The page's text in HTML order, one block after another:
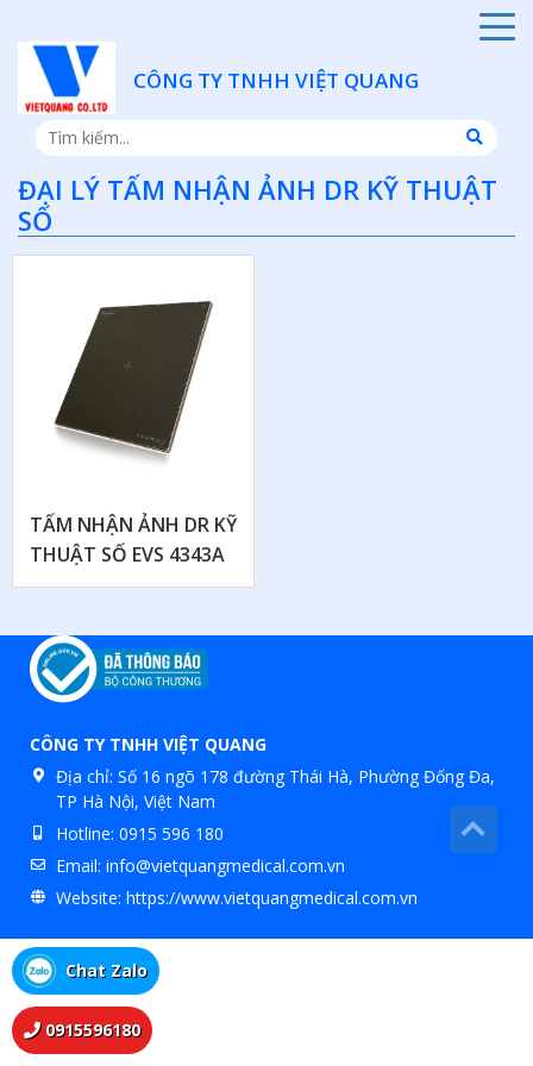
CÔNG TY TNHH VIỆT QUANG
ĐẠI LÝ TẤM NHẬN ẢNH DR KỸ THUẬT
SỐ
TẤM NHẬN ẢNH DR KỸ
THUẬT SỐ EVS 4343A
CÔNG TY TNHH VIỆT QUANG
Địa chỉ: Số 16 ngõ 178 đường Thái Hà, Phường Đống Đa,
TP Hà Nội, Việt Nam
Hotline: 0915 596 180
Email: info@vietquangmedical.com.vn
Website: https://www.vietquangmedical.com.vn
0915596180
Chat Zalo